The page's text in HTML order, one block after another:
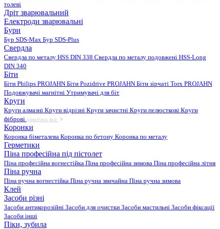
толеві
Дріт зварювальний
Електроди зварювальні
Бури
Бур SDS-Max Бур SDS-Plus
Свердла
Свердла по металу HSS DIN 338 Свердла по металу подовжені HSS-Long
DIN 340
Біти
Біти Philips PROJAHN Біти Pozidrive PROJAHN Біти зірчаті Torx PROJAHN
Подовжувачі магнітні Утримувачі для біт
Круги
Круги алмазні Круги відрізні Круги зачистні Круги пелюсткові Круги
фіброві дивитись все
Коронки
Коронка біметалева Коронка по бетону Коронка по металу
Герметики
Піна професійна під пістолет
Піна професійна вогнестійка Піна професійна зимова Піна професійна літня
Піна ручна
Піна ручна вогнестійка Піна ручна звичайна Піна ручна зимова
Клей
Засоби різні
Засоби антикорозійні Засоби для очистки Засоби мастильні Засоби фіксації
Засоби інші
Піки, зубила